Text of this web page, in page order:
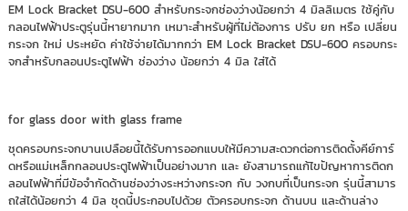
EM Lock Bracket DSU-600 สำหรับกระจกช่องว่างน้อยกว่า 4 มิลลิเมตร ใช้คู่กับ
กลอนไฟฟ้าประตูรุ่นนี้หายากมาก เหมาะสำหรับผู้ที่ไม่ต้องการ ปรับ ยก หรือ เปลี่ยน
กระจก ใหม่ ประหยัด ค่าใช้จ่ายได้มากกว่า EM Lock Bracket DSU-600 ครอบกระ
จกสำหรับกลอนประตูไฟฟ้า ช่องว่าง น้อยกว่า 4 มิล ใส่ได้
for glass door with glass frame
ชุดครอบกระจกบานเปลือยนี้ได้รับการออกแบบให้มีความสะดวกต่อการติดตั้งคีย์การ์
ดหรือแม่เหล็กกลอนประตูไฟฟ้าเป็นอย่างมาก และ ยังสามารถแก้ไขปัญหาการติดก
ลอนไฟฟ้าที่มีข้อจำกัดด้านช่องว่างระหว่างกระจก กับ วงกบที่เป็นกระจก รุ่นนี้สามาร
ถใส่ได้น้อยกว่า 4 มิล ชุดนี้ประกอบไปด้วย ตัวครอบกระจก ด้านบน และด้านล่าง